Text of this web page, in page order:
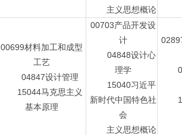
主义思想概论
00699材料加工和成型
工艺
04847设计管理
15044马克思主义
基本原理
00703产品开发设
计
04848设计心
理学
15040习近平
新时代中国特色社
会
主义思想概论